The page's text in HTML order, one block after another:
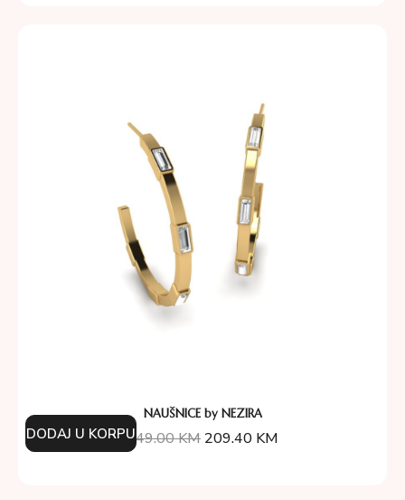
NAUŠNICE by NEZIRA
349.00KM 209.40 KM
DODAJ U KORPU